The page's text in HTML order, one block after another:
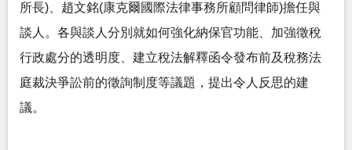
所長)、趙文銘(康克爾國際法律事務所顧問律師)擔任與
談人。各與談人分別就如何強化納保官功能、加強徵稅
行政處分的透明度、建立稅法解釋函令發布前及稅務法
庭裁決爭訟前的徵詢制度等議題，提出令人反思的建
議。